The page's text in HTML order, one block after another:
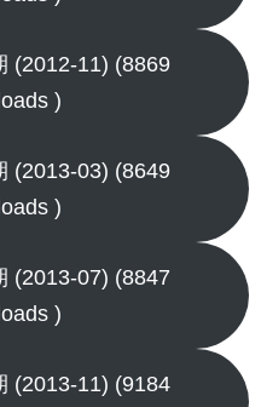
(2012-11) (8869
)
(2013-03) (8649
)
(2013-07) (8847
)
(2013-11) (9184